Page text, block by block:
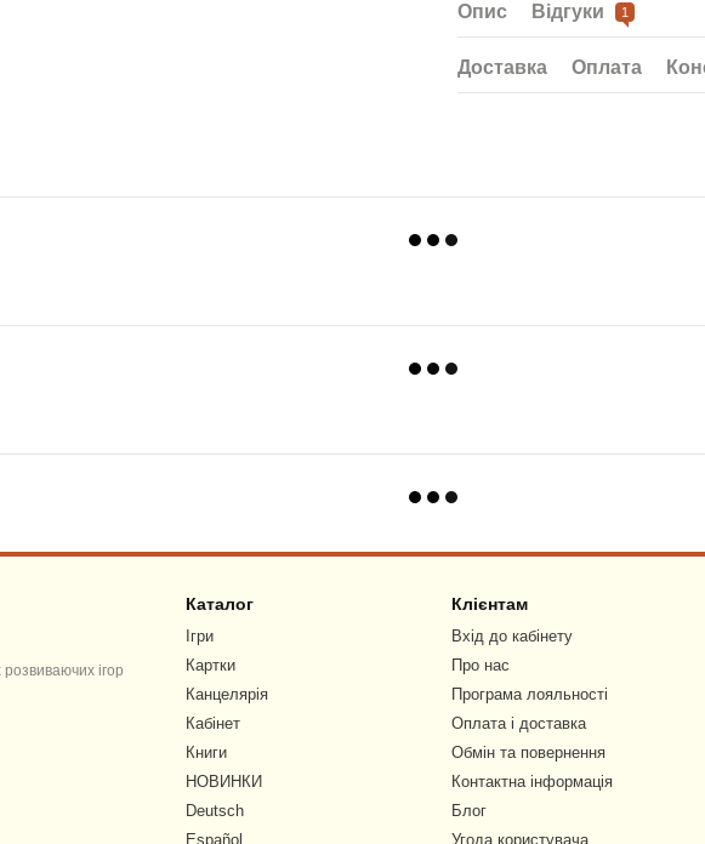
Опис Відгуки 1
Доставка Оплата
ігор
Каталог
Ігри
Картки
Канцелярія
Кабінет
Книги
НОВИНКИ
Deutsch
Español
Клієнтам
Вхід до кабінету
Про нас
Програма лояльності
Оплата і доставка
Обмін та повернення
Контактна інформація
Блог
Угода користувача